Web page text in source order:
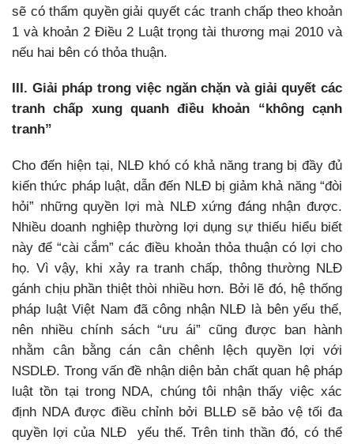
sẽ có thẩm quyền giải quyết các tranh chấp theo khoản
1 và khoản 2 Điều 2 Luật trọng tài thương mại 2010 và
nếu hai bên có thỏa thuận.
III. Giải pháp trong việc ngăn chặn và giải quyết các
tranh chấp xung quanh điều khoản “không cạnh
tranh”
Cho đến hiện tại, NLĐ khó có khả năng trang bị đầy đủ
kiến thức pháp luật, dẫn đến NLĐ bị giảm khả năng “đòi
hỏi” những quyền lợi mà NLĐ xứng đáng nhận được.
Nhiều doanh nghiệp thường lợi dụng sự thiếu hiểu biết
này để “cài cắm” các điều khoản thỏa thuận có lợi cho
họ. Vì vậy, khi xảy ra tranh chấp, thông thường NLĐ
gánh chịu phần thiệt thòi nhiều hơn. Bởi lẽ đó, hệ thống
pháp luật Việt Nam đã công nhận NLĐ là bên yếu thế,
nên nhiều chính sách “ưu ái” cũng được ban hành
nhằm cân bằng cán cân chênh lệch quyền lợi với
NSDLĐ. Trong vấn đề nhận diện bản chất quan hệ pháp
luật tồn tại trong NDA, chúng tôi nhận thấy việc xác
định NDA được điều chỉnh bởi BLLĐ sẽ bảo vệ tối đa
quyền lợi của NLĐ yếu thế. Trên tinh thần đó, có thể